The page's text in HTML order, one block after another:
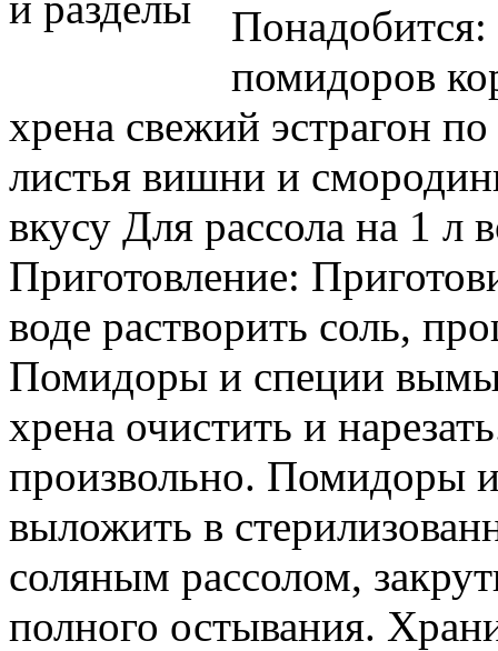
помидоров
хрена свежий эстрагон
листья вишни и
вкусу Для рассола на 1 л
Приготовление:
воде растворить соль,
Помидоры и специи
хрена очистить и
произвольно. Помидоры
выложить в
соляным рассолом,
полного остывания.